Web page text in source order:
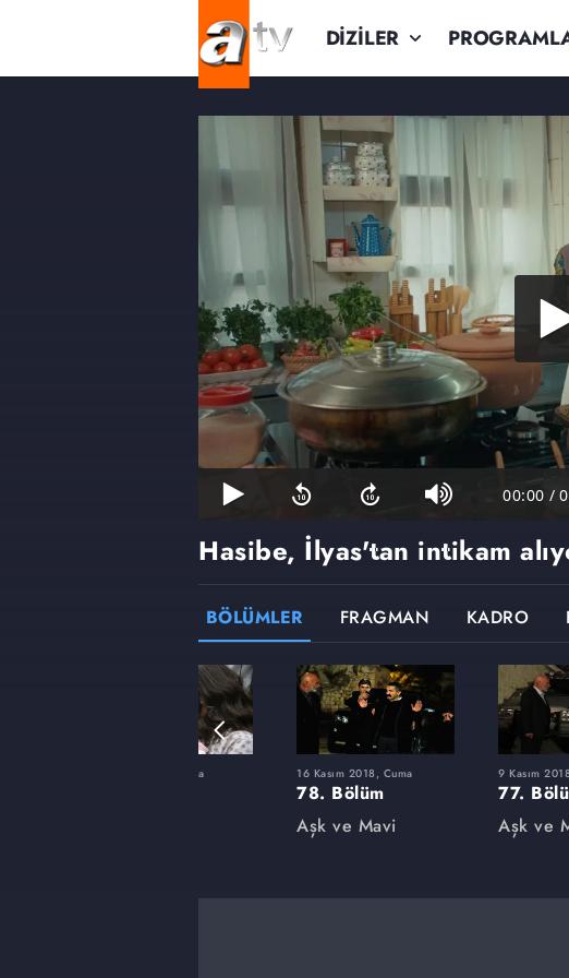
DİZİLER
00:00 /
Hasibe, İlyas'tan intikam
BÖLÜMLER FRAGMAN KADRO
4 Mayıs 2018, Cuma 16 Kasım 2018, Cuma
78. Bölüm
Aşk ve Mavi
9 Kasım
77.
Aşk ve